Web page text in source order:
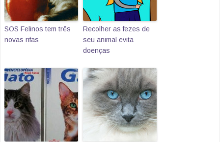
SOS Felinos tem três
novas rifas
Recolher as fezes de
seu animal evita
doenças